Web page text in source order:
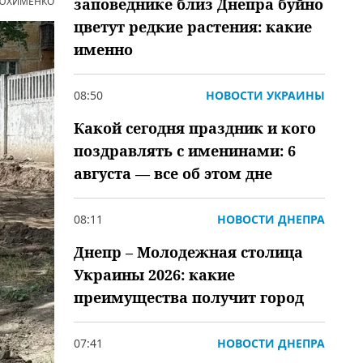
заповеднике близ Днепра буйно
цветут редкие растения: какие
именно
08:50 НОВОСТИ УКРАИНЫ
Какой сегодня праздник и кого
поздравлять с именинами: 6
августа — все об этом дне
08:11 НОВОСТИ ДНЕПРА
Днепр – Молодежная столица
Украины 2026: какие
преимущества получит город
07:41 НОВОСТИ ДНЕПРА